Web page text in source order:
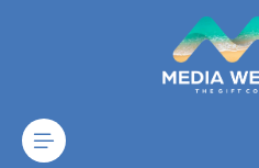
Zum Hauptinhalt springen